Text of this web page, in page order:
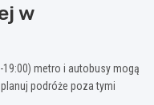
w
metro i autobusy mogą
podróże poza tymi